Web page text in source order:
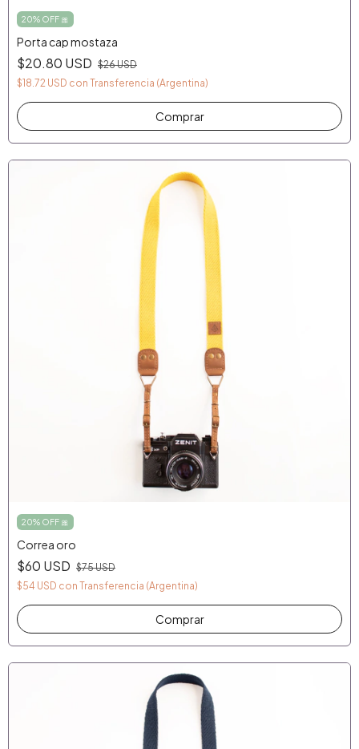
20% OFF 🎀
Porta cap mostaza
$20.80 USD $26 USD
$18.72 USD con Transferencia (Argentina)
Comprar
20% OFF 🎀
Correa oro
$60 USD $75 USD
$54 USD con Transferencia (Argentina)